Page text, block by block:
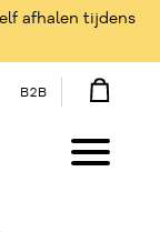
afhalen tijdens
B2B